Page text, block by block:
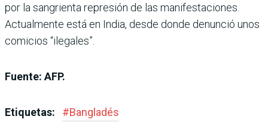
por la sangrienta represión de las manifestaciones.
Actualmente está en India, desde donde denunció unos
comicios “ilegales”.
Fuente: AFP.
Etiquetas: #Bangladés